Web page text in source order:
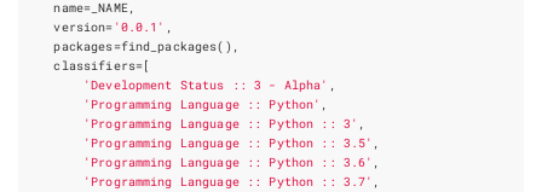
name= _NAME,
version= '0.0.1' ,
packages=find_packages(),
classifiers= [
'Development Status :: 3 - Alpha' ,
'Programming Language :: Python' ,
'Programming Language :: Python :: 3' ,
'Programming Language :: Python :: 3.5' ,
'Programming Language :: Python :: 3.6' ,
'Programming Language :: Python :: 3.7' ,